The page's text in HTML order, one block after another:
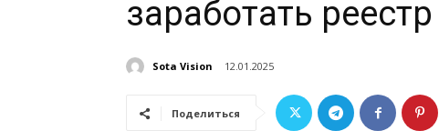
заработать
Sota Vision 12.01.2025
Поделиться